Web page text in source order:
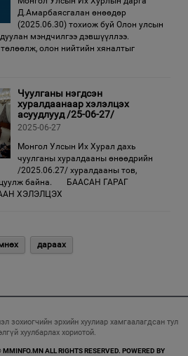
Д.Амарбаясгалан өнөөдөр
(2025.06.30) тохиож буй Олон улсын
мэндчилгээ дэвшүүллээ.
олон нийтийн хяналтыг
Чуулганы нэгдсэн
хуралдаанаар хэлэлцэх
асуудлууд /25-06-27/
2025-06-27
Монгол Улсын Их Хурал дахь
чуулганы хуралдааны өнөөдрийн
/2025.06.27/ хуралдааны тов,
байна. БААСАН ГАРАГ
ХЭЛЭЛЦЭХ
дараах
зохиогчийн эрхийн хуулиар хамгаалагдсан тул
хуулбарлах хориотой.
ALL RIGHTS RESERVED. POWERED BY